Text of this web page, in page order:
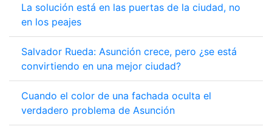
La solución está en las puertas de la ciudad, no
en los peajes
Salvador Rueda: Asunción crece, pero ¿se está
convirtiendo en una mejor ciudad?
Cuando el color de una fachada oculta el
verdadero problema de Asunción